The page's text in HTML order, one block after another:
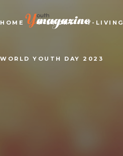
HOME Y-STORY Y-LIVING
WORLD YOUTH DAY 2023